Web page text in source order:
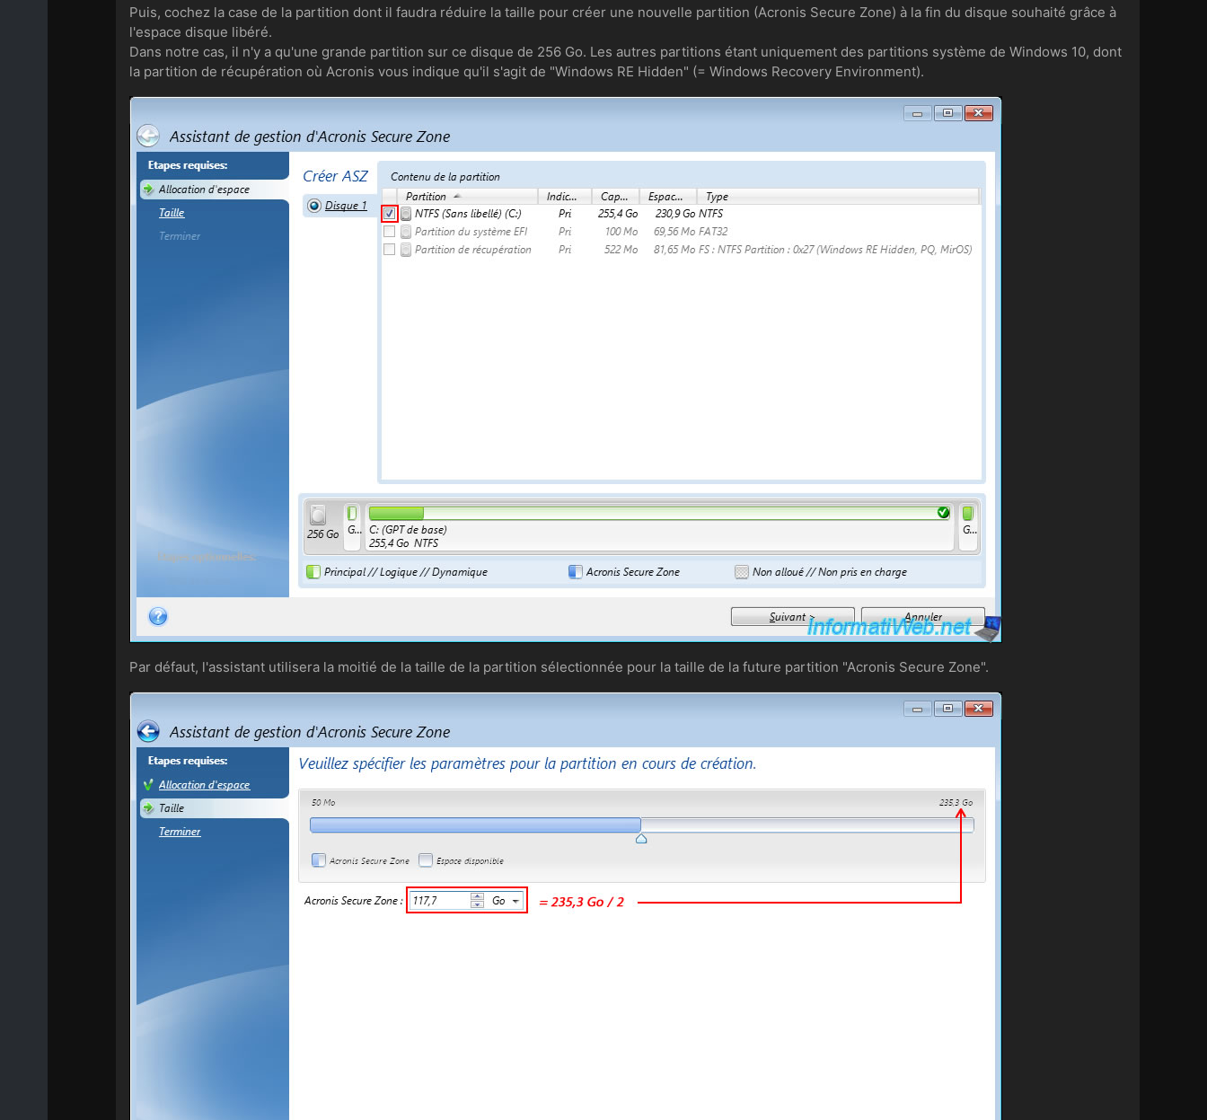
Puis, cochez la case de la partition dont il faudra réduire la taille pour créer une nouvelle partition (Acronis Secure Zone) à la fin du disque souhaité grâce à
l'espace disque libéré.
Dans notre cas, il n'y a qu'une grande partition sur ce disque de 256 Go. Les autres partitions étant uniquement des partitions système de Windows 10, dont
la partition de récupération où Acronis vous indique qu'il s'agit de "Windows RE Hidden" (= Windows Recovery Environment).
Par défaut, l'assistant utilisera la moitié de la taille de la partition sélectionnée pour la taille de la future partition "Acronis Secure Zone".